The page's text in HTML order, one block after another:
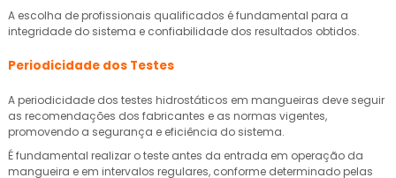
A escolha de profissionais qualificados é fundamental para a
integridade do sistema e confiabilidade dos resultados obtidos.
Periodicidade dos Testes
A periodicidade dos testes hidrostáticos em mangueiras deve seguir
as recomendações dos fabricantes e as normas vigentes,
promovendo a segurança e eficiência do sistema.
É fundamental realizar o teste antes da entrada em operação da
mangueira e em intervalos regulares, conforme determinado pelas